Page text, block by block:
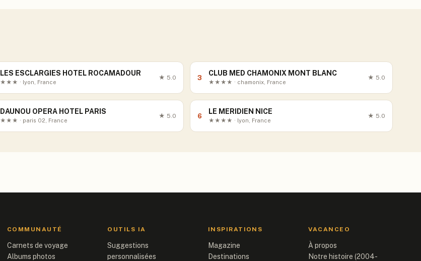
LES ESCLARGIES HOTEL ROCAMADOUR
★★★ · lyon, France
★ 5.0 3
CLUB MED CHAMONIX MONT BLANC
★★★★ · chamonix, France
★ 5.0
DAUNOU OPERA HOTEL PARIS
★★★ · paris 02, France
★ 5.0 6
LE MERIDIEN NICE
★★★★ · lyon, France
★ 5.0
COMMUNAUTÉ
Carnets de voyage
Albums photos
OUTILS IA
Suggestions
personnalisées
INSPIRATIONS
Magazine
Destinations
VACANCEO
À propos
Notre histoire (2004-